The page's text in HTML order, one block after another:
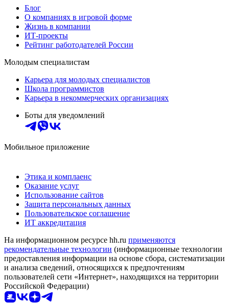
Блог
О компаниях в игровой форме
Жизнь в компании
ИТ-проекты
Рейтинг работодателей России
Молодым специалистам
Карьера для молодых специалистов
Школа программистов
Карьера в некоммерческих организациях
Боты для уведомлений
Мобильное приложение
Этика и комплаенс
Оказание услуг
Использование сайтов
Защита персональных данных
Пользовательское соглашение
ИТ аккредитация
На информационном ресурсе hh.ru применяются
рекомендательные технологии (информационные технологии
предоставления информации на основе сбора, систематизации
и анализа сведений, относящихся к предпочтениям
пользователей сети «Интернет», находящихся на территории
Российской Федерации)